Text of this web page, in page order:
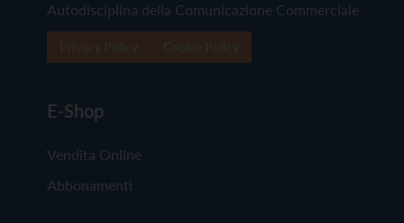
Autodisciplina della Comunicazione Commerciale
E-Shop
Vendita Online
Abbonamenti